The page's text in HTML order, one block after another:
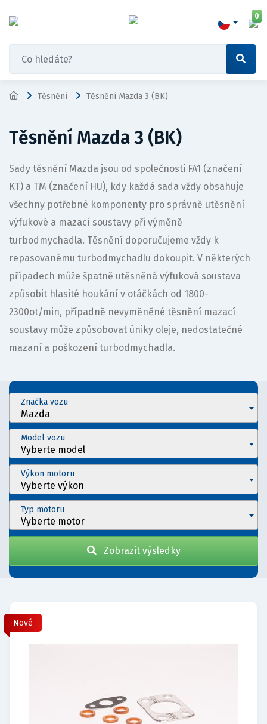
0
Těsnění Těsnění Mazda 3 (BK)
Těsnění Mazda 3 (BK)
Sady těsnění Mazda jsou od společnosti FA1 (značení
KT) a TM (značení HU), kdy každá sada vždy obsahuje
všechny potřebné komponenty pro správně utěsnění
výfukové a mazací soustavy při výměně
turbodmychadla. Těsnění doporučujeme vždy k
repasovanému turbodmychadlu dokoupit. V některých
případech může špatně utěsněná výfuková soustava
způsobit hlasité houkání v otáčkách od 1800-
2300ot/min, případně nevyměněné těsnění mazací
soustavy může způsobovat úniky oleje, nedostatečné
mazaní a poškození turbodmychadla.
Mazda
Značka vozu
Vyberte model
Model vozu
Vyberte výkon
Výkon motoru
Vyberte motor
Typ motoru
Zobrazit výsledky
Nové